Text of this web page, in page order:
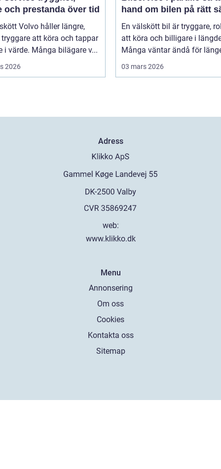
och prestanda över tid
Volvo håller längre,
att köra och tappar
i värde. Många bilägare v...
2026
hand om bilen på rätt
En välskött bil är tryggare,
att köra och billigare i
Många väntar ändå för
03 mars 2026
Adress
web:
www.klikko.dk
Menu
Annonsering
Om oss
Cookies
Kontakta oss
Sitemap